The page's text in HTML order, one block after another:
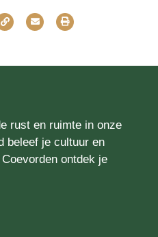
rust en ruimte in onze
beleef je cultuur en
ontdek je